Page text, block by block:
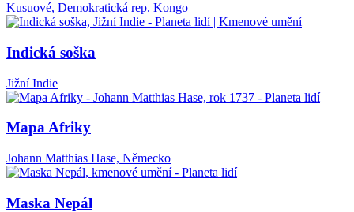
Kusuové, Demokratická rep. Kongo
Indická soška
Jižní Indie
Mapa Afriky
Johann Matthias Hase, Německo
Maska Nepál